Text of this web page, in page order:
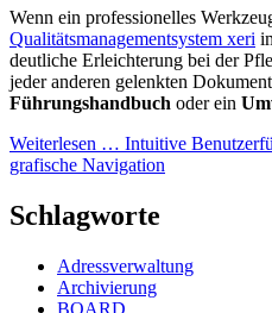
Wenn ein professionelles
Qualitätsmanagementsystem xeri
deutliche Erleichterung bei der
jeder anderen gelenkten
Führungshandbuch oder ein
Weiterlesen … Intuitive
grafische Navigation
Schlagworte
Adressverwaltung
Archivierung
BOARD